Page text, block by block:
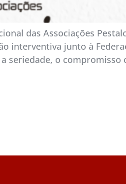
das Associações
interventiva junto à
seriedade, o compromisso